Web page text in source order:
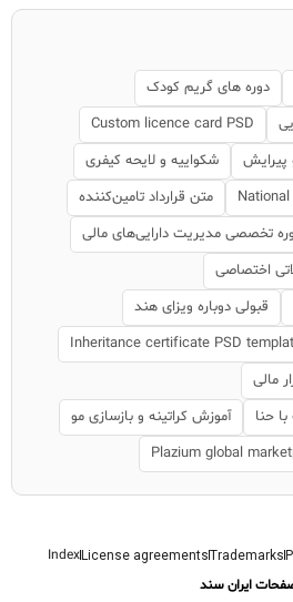
دوره های گریم کودک
Custom licence card PSD
پیرایش
شکواییه و لایحه کیفری
متن قرارداد تامین‌کننده
تخصصی مدیریت دارایی‌های مالی
اختصاصی
قبولی دوباره ویزای هند
Inheritance certificate PSD
مالی
حنا
آموزش کراتینه و بازسازی مو
Plazium global
Trademarks
License agreements
Index
ایران سند